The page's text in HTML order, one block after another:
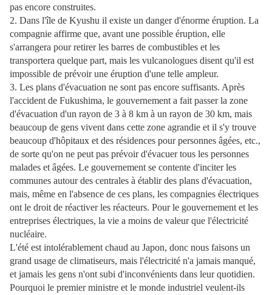
pas encore construites.
2. Dans l'île de Kyushu il existe un danger d'énorme éruption. La
compagnie affirme que, avant une possible éruption, elle
s'arrangera pour retirer les barres de combustibles et les
transportera quelque part, mais les vulcanologues disent qu'il est
impossible de prévoir une éruption d'une telle ampleur.
3. Les plans d'évacuation ne sont pas encore suffisants. Après
l'accident de Fukushima, le gouvernement a fait passer la zone
d'évacuation d'un rayon de 3 à 8 km à un rayon de 30 km, mais
beaucoup de gens vivent dans cette zone agrandie et il s'y trouve
beaucoup d'hôpitaux et des résidences pour personnes âgées, etc.,
de sorte qu'on ne peut pas prévoir d'évacuer tous les personnes
malades et âgées. Le gouvernement se contente d'inciter les
communes autour des centrales à établir des plans d'évacuation,
mais, même en l'absence de ces plans, les compagnies électriques
ont le droit de réactiver les réacteurs. Pour le gouvernement et les
entreprises électriques, la vie a moins de valeur que l'électricité
nucléaire.
L'été est intolérablement chaud au Japon, donc nous faisons un
grand usage de climatiseurs, mais l'électricité n'a jamais manqué,
et jamais les gens n'ont subi d'inconvénients dans leur quotidien.
Pourquoi le premier ministre et le monde industriel veulent-ils